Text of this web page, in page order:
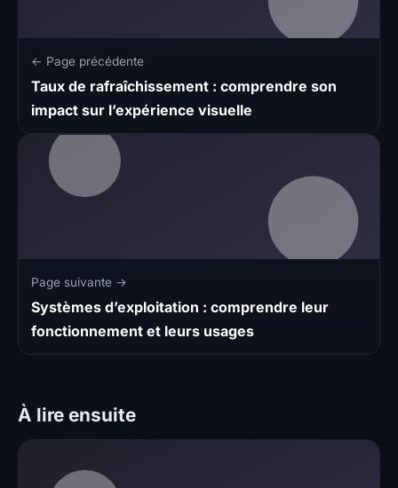
← Page précédente
Taux de rafraîchissement : comprendre son
impact sur l’expérience visuelle
Page suivante →
Systèmes d’exploitation : comprendre leur
fonctionnement et leurs usages
À lire ensuite